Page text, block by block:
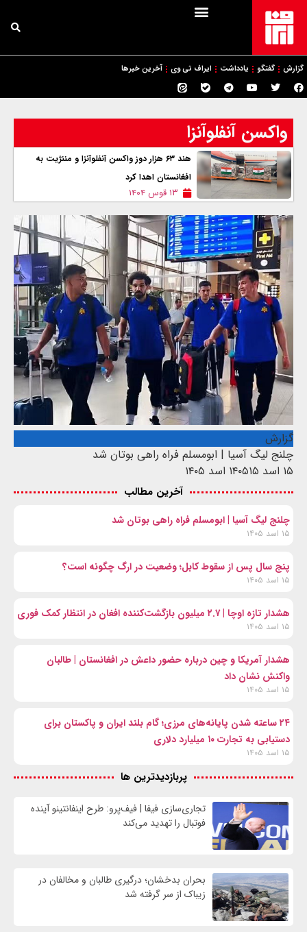
گزارش گفتگو یادداشت ایراف تی وی آخرین خبرها
واکسن آنفلوآنزا
هند ۶۳ هزار دوز واکسن آنفلوآنزا و مننژیت به
افغانستان اهدا کرد
۱۳ قوس ۱۴۰۴
گزارش
چلنج لیگ آسیا | ابومسلم فراه راهی بوتان شد
۱۵ اسد ۱۴۰۵
۱۵ اسد ۱۴۰۵
آخرین مطالب
چلنج لیگ آسیا | ابومسلم فراه راهی بوتان شد
۱۵ اسد ۱۴۰۵
پنج سال پس از سقوط کابل؛ وضعیت در ارگ چگونه است؟
۱۵ اسد ۱۴۰۵
هشدار تازه اوچا | ۲.۷ میلیون بازگشت‌کننده افغان در انتظار کمک فوری
۱۵ اسد ۱۴۰۵
هشدار آمریکا و چین درباره حضور داعش در افغانستان | طالبان
واکنش نشان داد
۱۵ اسد ۱۴۰۵
۲۴ ساعته شدن پایانه‌های مرزی؛ گام بلند ایران و پاکستان برای
دستیابی به تجارت ۱۰ میلیارد دلاری
۱۵ اسد ۱۴۰۵
پربازدیدترین ها
تجاری‌سازی فیفا | فیف‌پرو: طرح اینفانتینو آینده
فوتبال را تهدید می‌کند
بحران بدخشان؛ درگیری طالبان و مخالفان در
زیباک از سر گرفته شد